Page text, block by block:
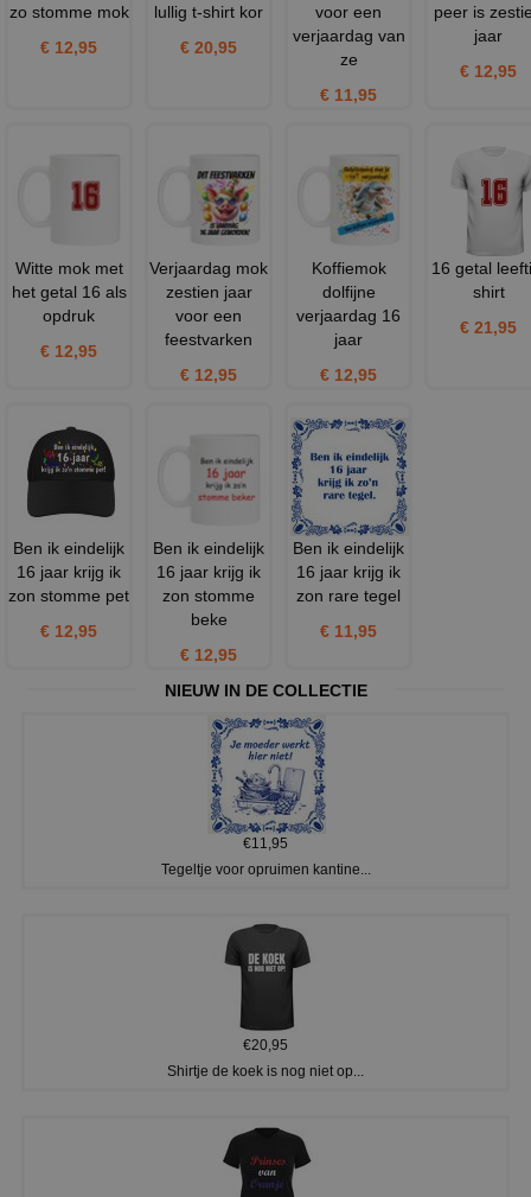
zo stomme mok
€ 12,95
lullig t-shirt kor
€ 20,95
voor een
verjaardag van
ze
€ 11,95
peer is
jaar
€ 12,95
Witte mok met
het getal 16 als
opdruk
€ 12,95
Verjaardag mok
zestien jaar
voor een
feestvarken
€ 12,95
Koffiemok
dolfijne
verjaardag 16
jaar
€ 12,95
16 getal
shirt
€ 21,95
Ben ik eindelijk
16 jaar krijg ik
zon stomme pet
€ 12,95
Ben ik eindelijk
16 jaar krijg ik
zon stomme
beke
€ 12,95
Ben ik eindelijk
16 jaar krijg ik
zon rare tegel
€ 11,95
NIEUW IN DE COLLECTIE
€11,95
Tegeltje voor opruimen kantine...
€20,95
Shirtje de koek is nog niet op...